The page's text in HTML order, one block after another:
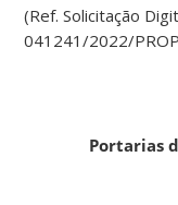
(Ref. Solicitação
041241/2022/
Portarias